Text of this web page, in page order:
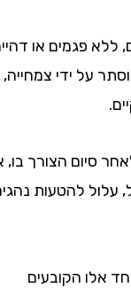
פגמים או דהייה
ידי צמחייה,
הצורך בו, או
להטעות נהגים
הקובעים